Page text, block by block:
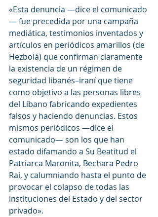
«Esta denuncia —dice el comunicado
— fue precedida por una campaña
mediática, testimonios inventados y
artículos en periódicos amarillos (de
Hezbolá) que confirman claramente
la existencia de un régimen de
seguridad libanés–iraní que tiene
como objetivo a las personas libres
del Líbano fabricando expedientes
falsos y haciendo denuncias. Estos
mismos periódicos —dice el
comunicado— son los que han
estado difamando a Su Beatitud el
Patriarca Maronita, Bechara Pedro
Rai, y calumniando hasta el punto de
provocar el colapso de todas las
instituciones del Estado y del sector
privado».